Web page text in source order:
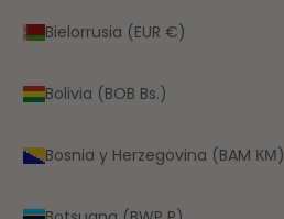
Bielorrusia (EUR €)
Bolivia (BOB Bs.)
Bosnia y Herzegovina (BAM КМ)